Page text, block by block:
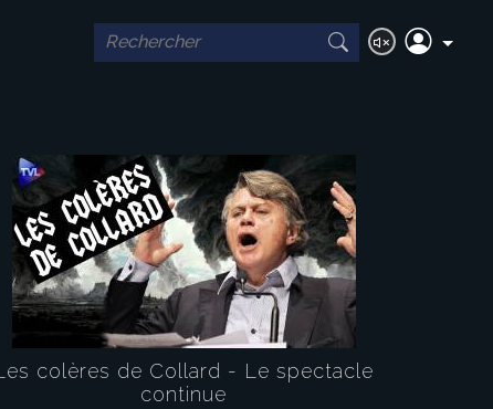
colères de Collard - Le spectacle
continue